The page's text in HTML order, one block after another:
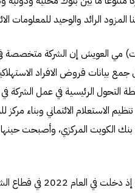
المزود الرائد والوحيد للمعلومات
مي العويش إن الشركة متخصصة في
رقم 9 لسنة 2019 في شأن تنظيم الاستعلام الائتماني
المركزي، وأصبحت حينها